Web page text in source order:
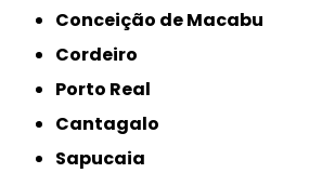
Conceição de Macabu
Cordeiro
Porto Real
Cantagalo
Sapucaia